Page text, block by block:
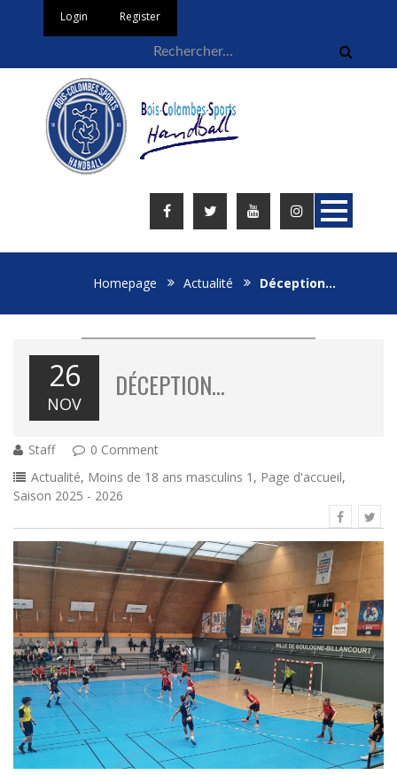
Login Register
Homepage Actualité Déception…
26
NOV
DÉCEPTION…
Staff
0 Comment
Actualité, Moins de 18 ans masculins 1 , Page d'accueil,
Saison 2025 - 2026